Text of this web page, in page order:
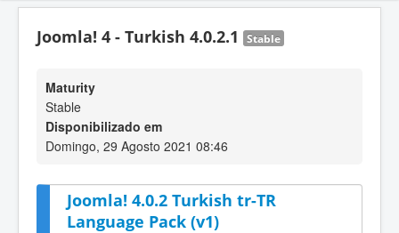
Joomla! 4 - Turkish 4.0.2.1 Stable
Maturity
Stable
Disponibilizado em
Domingo, 29 Agosto 2021 08:46
Joomla! 4.0.2 Turkish tr-TR
Language Pack (v1)